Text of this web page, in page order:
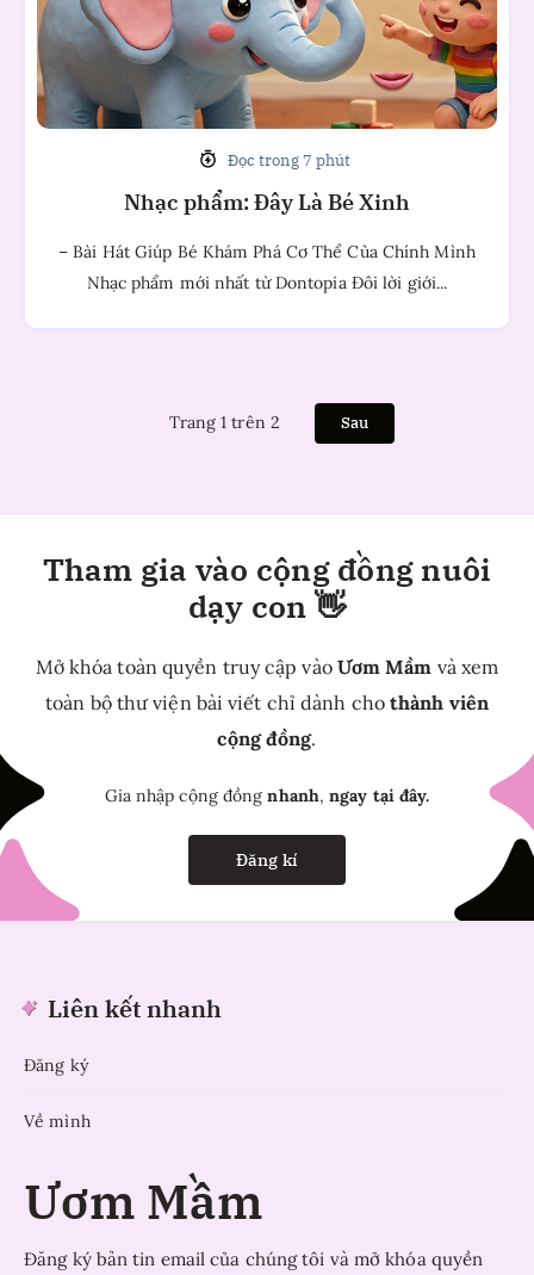
Đọc trong 7 phút
Nhạc phẩm: Đây Là Bé Xinh
– Bài Hát Giúp Bé Khám Phá Cơ Thể Của Chính Mình
Nhạc phẩm mới nhất từ Dontopia Đôi lời giới...
Trang 1 trên 2 Sau
Tham gia vào cộng đồng nuôi
dạy con 👋
Mở khóa toàn quyền truy cập vào Ươm Mầm và xem
toàn bộ thư viện bài viết chỉ dành cho thành viên
cộng đồng.
Gia nhập cộng đồngnhanh,ngay tại đây.
Đăng kí
Liên kết nhanh
Đăng ký
Về mình
Ươm Mầm
Đăng ký bản tin email của chúng tôi và mở khóa quyền